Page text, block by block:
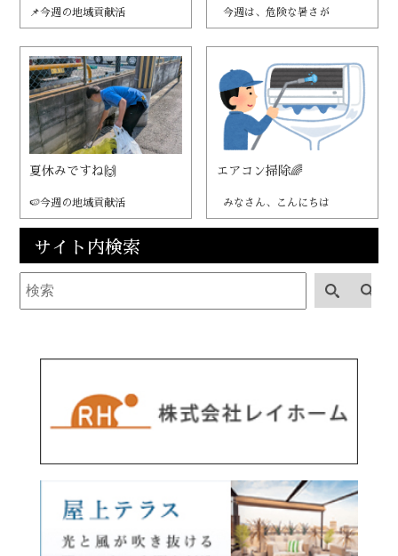
📌今週の地域貢献活 今週は、危険な暑さが
夏休みですね🙌
🍉今週の地域貢献活
エアコン掃除🌈
みなさん、こんにちは
サイト内検索